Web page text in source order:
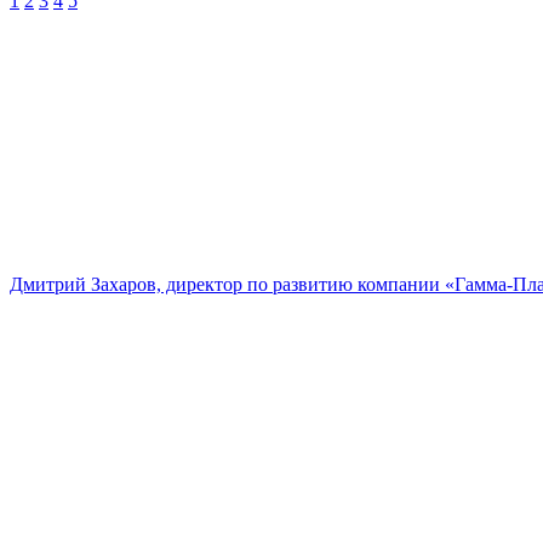
Дмитрий Захаров, директор по развитию компании «Гамма-